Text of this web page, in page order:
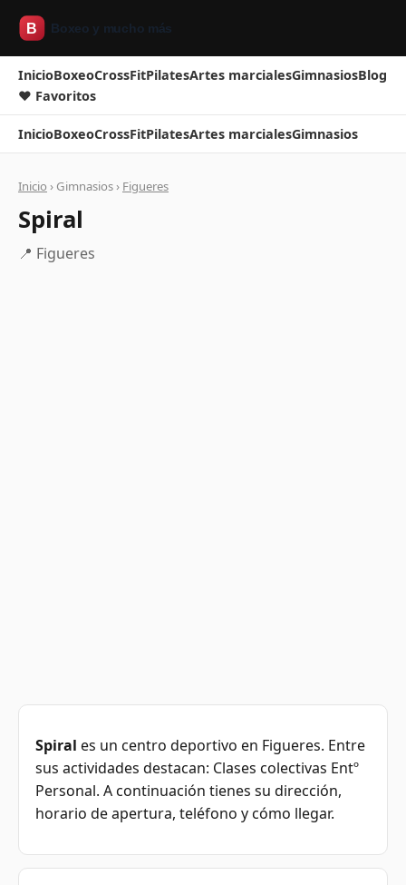
InicioBoxeoCrossFitPilatesArtes marcialesGimnasiosBlog
❤ Favoritos
InicioBoxeoCrossFitPilatesArtes marcialesGimnasios
Inicio › Gimnasios › Figueres
Spiral
📍 Figueres
Spiral es un centro deportivo en Figueres. Entre
sus actividades destacan: Clases colectivas Entº
Personal. A continuación tienes su dirección,
horario de apertura, teléfono y cómo llegar.